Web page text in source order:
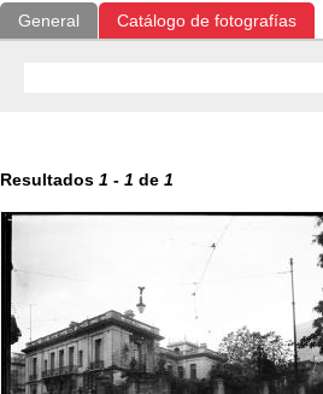
General Catálogo de fotografías
Resultados 1 - 1 de 1